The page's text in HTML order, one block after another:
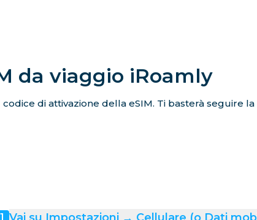
da viaggio iRoamly
di attivazione della eSIM. Ti basterà seguire
1 Vai su Impostazioni → Cellulare (o Dati